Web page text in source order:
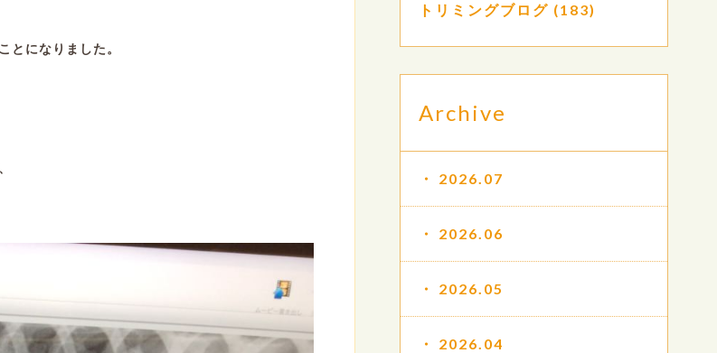
とになりました。
トリミングブログ (183)
Archive
2026.07
2026.06
2026.05
2026.04